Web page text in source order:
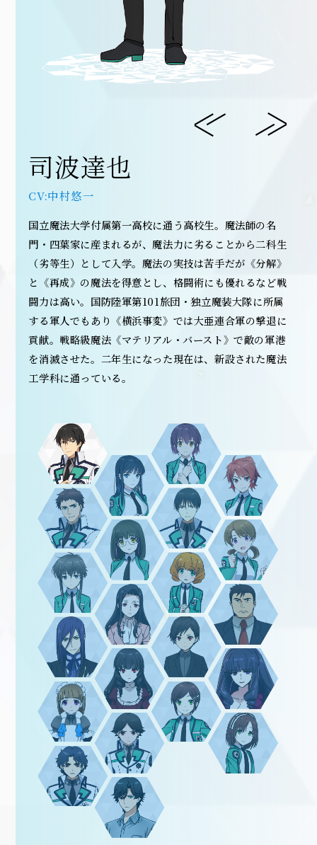
司波達也
中村悠一
国立魔法大学付属第一高校に通う高校生。魔法師の名
門・四葉家に産まれるが、魔法力に劣ることから二科生
（劣等生）として入学。魔法の実技は苦手だが《分解》
と《再成》の魔法を得意とし、格闘術にも優れるなど戦
闘力は高い。国防陸軍第101旅団・独立魔装大隊に所属
する軍人でもあり《横浜事変》では大亜連合軍の撃退に
貢献。戦略級魔法《マテリアル・バースト》で敵の軍港
を消滅させた。二年生になった現在は、新設された魔法
工学科に通っている。